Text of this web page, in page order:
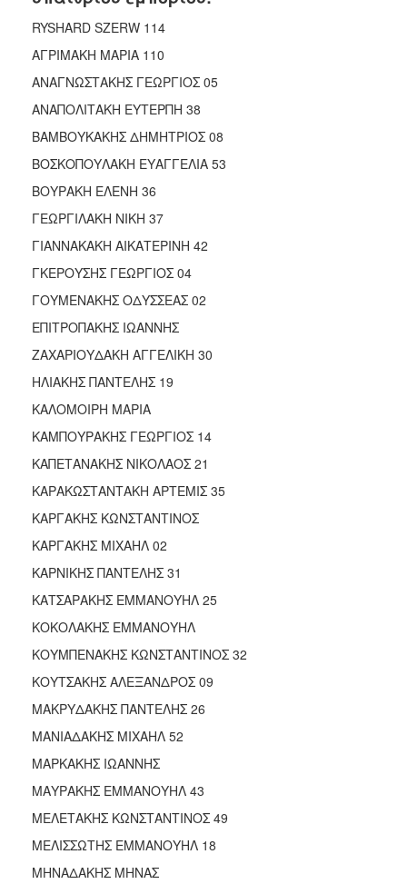
RYSHARD SZERW 114
ΑΓΡΙΜΑΚΗ ΜΑΡΙΑ 110
ΑΝΑΓΝΩΣΤΑΚΗΣ ΓΕΩΡΓΙΟΣ 05
ΑΝΑΠΟΛΙΤΑΚΗ ΕΥΤΕΡΠΗ 38
ΒΑΜΒΟΥΚΑΚΗΣ ΔΗΜΗΤΡΙΟΣ 08
ΒΟΣΚΟΠΟΥΛΑΚΗ ΕΥΑΓΓΕΛΙΑ 53
ΒΟΥΡΑΚΗ ΕΛΕΝΗ 36
ΓΕΩΡΓΙΛΑΚΗ ΝΙΚΗ 37
ΓΙΑΝΝΑΚΑΚΗ ΑΙΚΑΤΕΡΙΝΗ 42
ΓΚΕΡΟΥΣΗΣ ΓΕΩΡΓΙΟΣ 04
ΓΟΥΜΕΝΑΚΗΣ ΟΔΥΣΣΕΑΣ 02
ΕΠΙΤΡΟΠΑΚΗΣ ΙΩΑΝΝΗΣ
ΖΑΧΑΡΙΟΥΔΑΚΗ ΑΓΓΕΛΙΚΗ 30
ΗΛΙΑΚΗΣ ΠΑΝΤΕΛΗΣ 19
ΚΑΛΟΜΟΙΡΗ ΜΑΡΙΑ
ΚΑΜΠΟΥΡΑΚΗΣ ΓΕΩΡΓΙΟΣ 14
ΚΑΠΕΤΑΝΑΚΗΣ ΝΙΚΟΛΑΟΣ 21
ΚΑΡΑΚΩΣΤΑΝΤΑΚΗ ΑΡΤΕΜΙΣ 35
ΚΑΡΓΑΚΗΣ ΚΩΝΣΤΑΝΤΙΝΟΣ
ΚΑΡΓΑΚΗΣ ΜΙΧΑΗΛ 02
ΚΑΡΝΙΚΗΣ ΠΑΝΤΕΛΗΣ 31
ΚΑΤΣΑΡΑΚΗΣ ΕΜΜΑΝΟΥΗΛ 25
ΚΟΚΟΛΑΚΗΣ ΕΜΜΑΝΟΥΗΛ
ΚΟΥΜΠΕΝΑΚΗΣ ΚΩΝΣΤΑΝΤΙΝΟΣ 32
ΚΟΥΤΣΑΚΗΣ ΑΛΕΞΑΝΔΡΟΣ 09
ΜΑΚΡΥΔΑΚΗΣ ΠΑΝΤΕΛΗΣ 26
ΜΑΝΙΑΔΑΚΗΣ ΜΙΧΑΗΛ 52
ΜΑΡΚΑΚΗΣ ΙΩΑΝΝΗΣ
ΜΑΥΡΑΚΗΣ ΕΜΜΑΝΟΥΗΛ 43
ΜΕΛΕΤΑΚΗΣ ΚΩΝΣΤΑΝΤΙΝΟΣ 49
ΜΕΛΙΣΣΩΤΗΣ ΕΜΜΑΝΟΥΗΛ 18
ΜΗΝΑΔΑΚΗΣ ΜΗΝΑΣ